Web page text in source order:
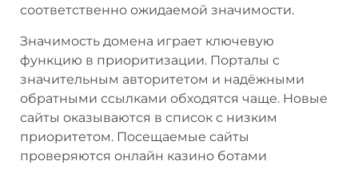
соответственно ожидаемой значимости.
Значимость домена играет ключевую
функцию в приоритизации. Порталы с
значительным авторитетом и надёжными
обратными ссылками обходятся чаще. Новые
сайты оказываются в список с низким
приоритетом. Посещаемые сайты
проверяются онлайн казино ботами